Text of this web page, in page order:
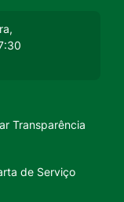
Transparência
de Serviço